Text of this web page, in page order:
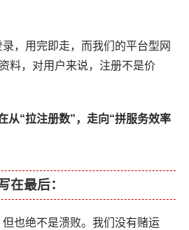
，用完即走，而我们的平台型网
料，对用户来说，注册不是价
从“拉注册数”，走向“拼服务效率
在最后：
也绝不是溃败。我们没有赌运